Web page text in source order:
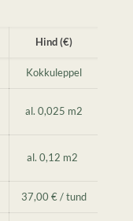
Hind (€)
Kokkuleppel
al. 0,025 m2
al. 0,12 m2
37,00 € / tund